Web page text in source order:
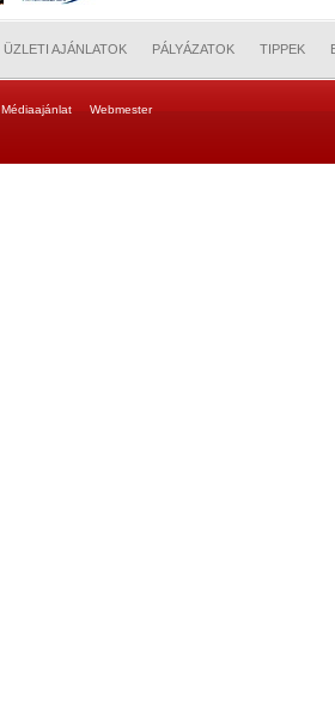
ÜZLETI AJÁNLATOK PÁLYÁZATOK TIPPEK
Médiaajánlat Webmester